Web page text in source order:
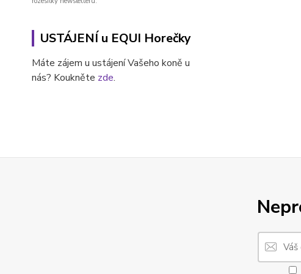
USTÁJENÍ u EQUI Horečky
Máte zájem u ustájení Vašeho koně u
nás? Koukněte zde.